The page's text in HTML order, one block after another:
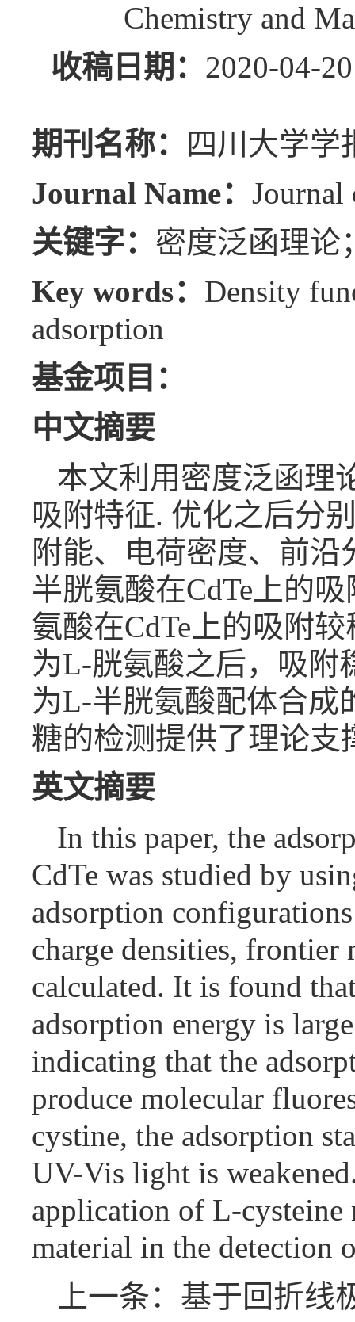
Chemistry and
收稿日期： 2020-
期刊名称：
四川大学学
Journal Name： Journal
关键字： 密度泛函理论
Key words： Density
adsorption
基金项目：
中文摘要
本文利用密度泛函理
吸附特征. 优化之后分
附能、电荷密度、前
半胱氨酸在CdTe上的
氨酸在CdTe上的吸附
为L-胱氨酸之后，吸附
为L-半胱氨酸配体合成
糖的检测提供了理论支
英文摘要
In this paper, the
CdTe was studied by
adsorption
charge densities, frontier
calculated. It is found
adsorption energy is
indicating that the
produce molecular
cystine, the adsorption
UV-Vis light is
application of L-cysteine
material in the detection
上一条：基于回折